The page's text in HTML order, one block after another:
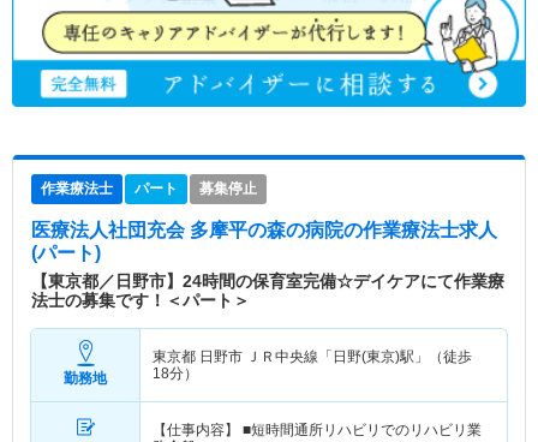
作業療法士 パート 募集停止
医療法人社団充会 多摩平の森の病院の作業療法士求人
(パート)
【東京都／日野市】24時間の保育室完備☆デイケアにて作業療
法士の募集です！＜パート＞
勤務地
東京都 日野市 ＪＲ中央線「日野(東京)駅」（徒歩
18分）
【仕事内容】 ■短時間通所リハビリでのリハビリ業